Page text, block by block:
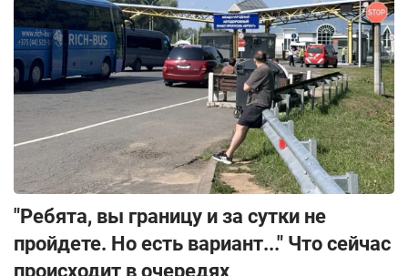
"Ребята, вы границу и за сутки не
пройдете. Но есть вариант..." Что сейчас
происходит в очередях